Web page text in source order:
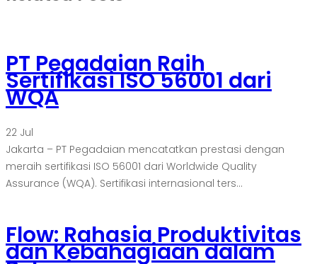
PT Pegadaian Raih
Sertifikasi ISO 56001 dari
WQA
22 Jul
Jakarta – PT Pegadaian mencatatkan prestasi dengan
meraih sertifikasi ISO 56001 dari Worldwide Quality
Assurance (WQA). Sertifikasi internasional ters...
Flow: Rahasia Produktivitas
dan Kebahagiaan dalam